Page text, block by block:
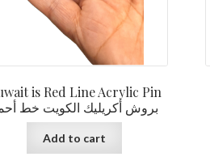
is Red Line Acrylic Pin
بروش أكريليك الكويت خط
Add to cart